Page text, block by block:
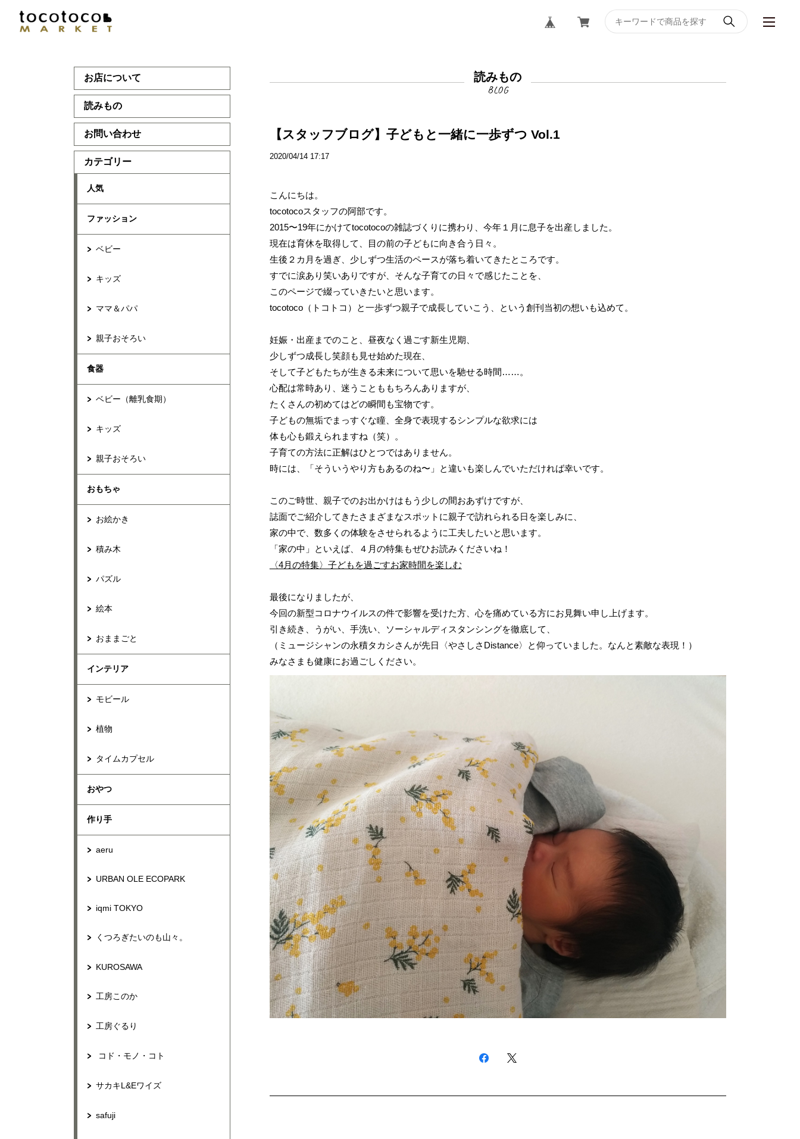
お店について
読みもの
お問い合わせ
カテゴリー
人気
ファッション
ベビー
キッズ
ママ＆パパ
親子おそろい
食器
ベビー（離乳食期）
キッズ
親子おそろい
おもちゃ
お絵かき
積み木
パズル
絵本
おままごと
インテリア
モビール
植物
タイムカプセル
おやつ
作り手
aeru
URBAN OLE ECOPARK
iqmi TOKYO
くつろぎたいのも山々。
KUROSAWA
工房このか
工房ぐるり
コド・モノ・コト
サカキL&Eワイズ
safuji
読みもの
【スタッフブログ】子どもと一緒に一歩ずつ Vol.1
2020/04/14 17:17
こんにちは。
tocotocoスタッフの阿部です。
2015〜19年にかけてtocotocoの雑誌づくりに携わり、今年１月に息子を出産しました。
現在は育休を取得して、目の前の子どもに向き合う日々。
生後２カ月を過ぎ、少しずつ生活のペースが落ち着いてきたところです。
すでに涙あり笑いありですが、そんな子育ての日々で感じたことを、
このページで綴っていきたいと思います。
tocotoco（トコトコ）と一歩ずつ親子で成長していこう、という創刊当初の想いも込めて。
妊娠・出産までのこと、昼夜なく過ごす新生児期、
少しずつ成長し笑顔も見せ始めた現在、
そして子どもたちが生きる未来について思いを馳せる時間……。
心配は常時あり、迷うことももちろんありますが、
たくさんの初めてはどの瞬間も宝物です。
子どもの無垢でまっすぐな瞳、全身で表現するシンプルな欲求には
体も心も鍛えられますね（笑）。
子育ての方法に正解はひとつではありません。
時には、「そういうやり方もあるのね〜」と違いも楽しんでいただければ幸いです。
このご時世、親子でのお出かけはもう少しの間おあずけですが、
誌面でご紹介してきたさまざまなスポットに親子で訪れられる日を楽しみに、
家の中で、数多くの体験をさせられるように工夫したいと思います。
〈4月の特集〉子どもを過ごすお家時間を楽しむ
最後になりましたが、
今回の新型コロナウイルスの件で影響を受けた方、心を痛めている方にお見舞い申し上げます。
引き続き、うがい、手洗い、ソーシャルディスタンシングを徹底して、
（ミュージシャンの永積タカシさんが先日〈やさしさDistance〉と仰っていました。なんと素敵な表現！）